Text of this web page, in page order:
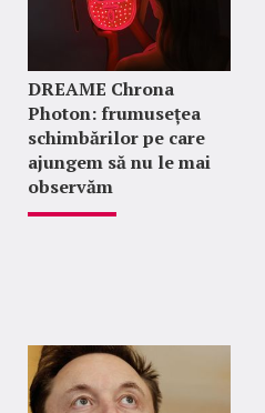
DREAME Chrona
Photon: frumusețea
schimbărilor pe care
ajungem să nu le mai
observăm